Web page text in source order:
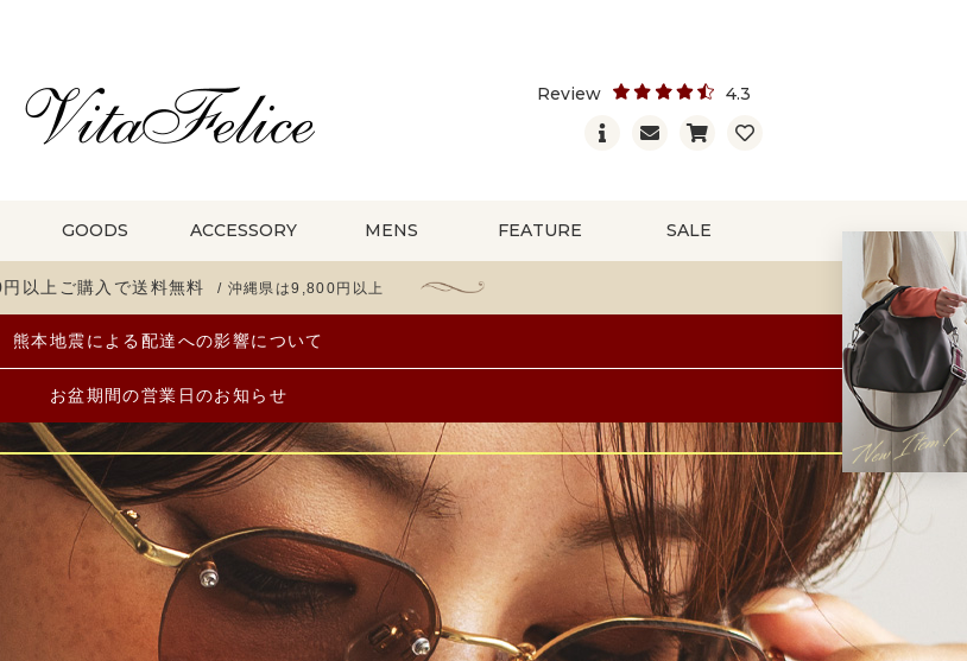
Review 4.3
ハンドバッグ ボストンバッグ
ナイロンバッグ
・ボア） キャンバス・コットンバッグ
ワンピース オールインワン
ドレス
お財布ポシェット コインケース
ス
GOODS
日傘 ストール・マフラー
ポーチ
ACCESSORY MENS FEATURE
通勤バッグ特集 多機能バッグ特集
特集
SALE
以上ご購入で送料無料 / 沖縄県は9,800円以上
熊本地震による配達への影響について
お盆期間の営業日のお知らせ